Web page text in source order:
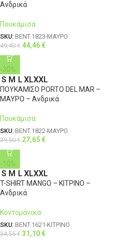
Ανδρικά
Πουκάμισα
SKU: BENT.1823-ΜΑΥΡΟ
49,40€ 44,46€
-30%
S M L XLXXL
ΠΟΥΚΑΜΙΣΟ PORTO DEL MAR –
ΜΑΥΡΟ – Ανδρικά
Πουκάμισα
SKU: BENT.1822-ΜΑΥΡΟ
39,50€ 27,65€
-10%
S M L XLXXL
T-SHIRT MANGO – ΚΙΤΡΙΝΟ –
Ανδρικά
Κοντομάνικα
SKU: BENT.1621-ΚΙΤΡΙΝΟ
34,55€ 31,10€